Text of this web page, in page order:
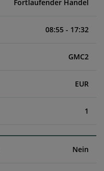
Fortlaufender Handel
08:55 - 17:32
GMC2
EUR
1
Nein